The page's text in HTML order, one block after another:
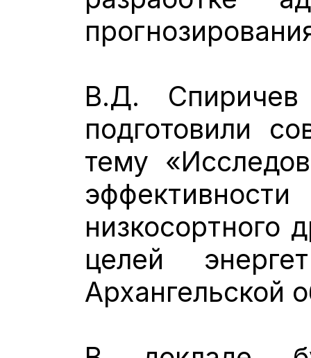
В.Д.
подготовили
тему
низкосортного
целей
Архангельской